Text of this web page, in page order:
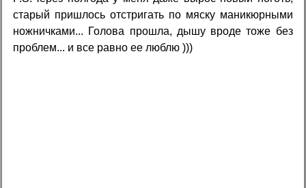
старый пришлось отстригать по мяску маникюрными
ножничками... Голова прошла, дышу вроде тоже без
проблем... и все равно ее люблю )))